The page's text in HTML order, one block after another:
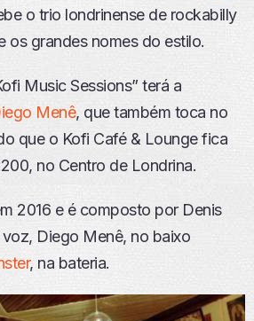
o trio londrinense de rockabilly
os grandes nomes do estilo.
Music Sessions” terá a
Menê, que também toca no
que o Kofi Café & Lounge fica
no Centro de Londrina.
2016 e é composto por Denis
Diego Menê, no baixo
, na bateria.